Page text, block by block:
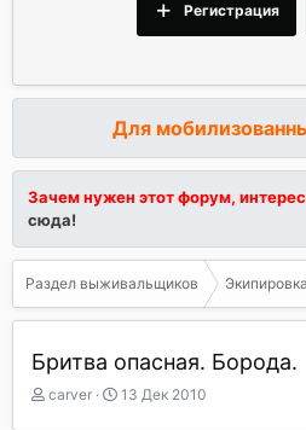
Регистрация
Для
Зачем нужен этот форум,
сюда!
Раздел выживальщиков
Бритва опасная. Борода.
А
carver
Д
13 Дек 2010